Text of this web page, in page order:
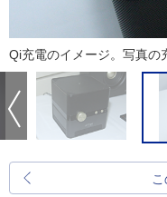
Qi充電のイメージ。写真の